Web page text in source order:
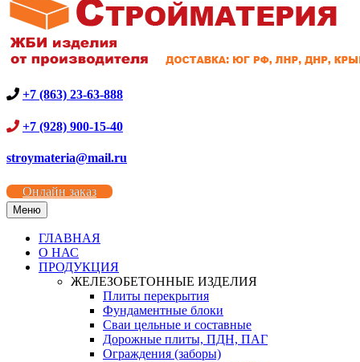
+7 (863) 23-63-888
+7 (928) 900-15-40
stroymateria@mail.ru
Онлайн заказ
Меню
ГЛАВНАЯ
О НАС
ПРОДУКЦИЯ
ЖЕЛЕЗОБЕТОННЫЕ ИЗДЕЛИЯ
Плиты перекрытия
Фундаментные блоки
Сваи цельные и составные
Дорожные плиты, ПДН, ПАГ
Ограждения (заборы)